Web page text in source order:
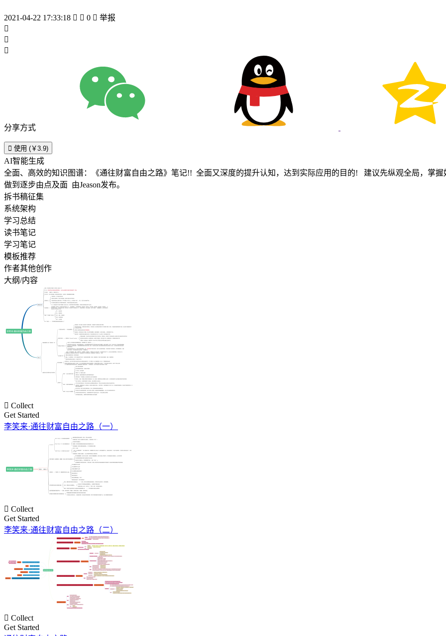
2021-04-22 17:33:18   0  举报



分享方式
 使用 (￥3.9)
AI智能生成
全面、高效的知识图谱：《通往财富自由之路》笔记!! 全面又深度的提升认知，达到实际应用的目的! 建议先纵观全局，掌握好大方向。 再根据自己的需要，针对性的学习某一个点，最后
做到逐步由点及面 由Jeason发布。
拆书稿征集
系统架构
学习总结
读书笔记
学习笔记
模板推荐
作者其他创作
大纲/内容
 Collect
Get Started
李笑来·通往财富自由之路（一）
 Collect
Get Started
李笑来·通往财富自由之路（二）
 Collect
Get Started